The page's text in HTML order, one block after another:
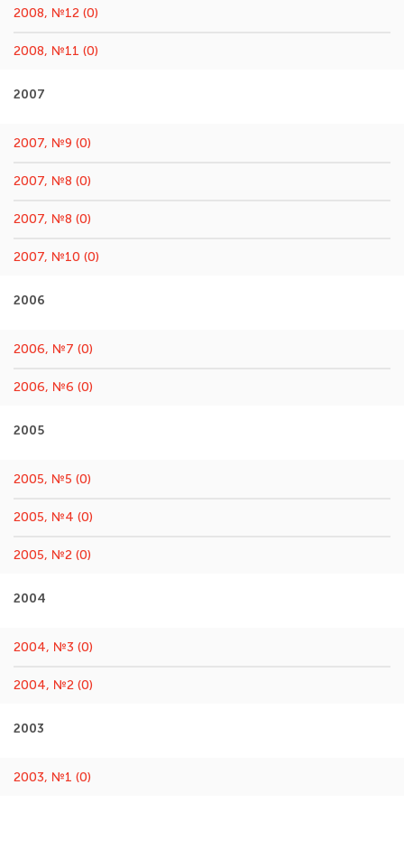
2008, №12 (0)
2008, №11 (0)
2007
2007, №9 (0)
2007, №8 (0)
2007, №8 (0)
2007, №10 (0)
2006
2006, №7 (0)
2006, №6 (0)
2005
2005, №5 (0)
2005, №4 (0)
2005, №2 (0)
2004
2004, №3 (0)
2004, №2 (0)
2003
2003, №1 (0)